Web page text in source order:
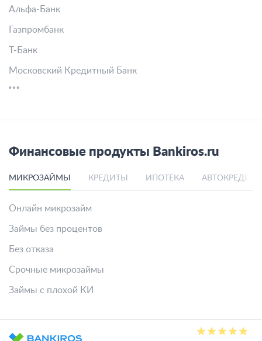
Альфа-Банк
Газпромбанк
Т-Банк
Московский Кредитный Банк
Финансовые продукты Bankiros.ru
МИКРОЗАЙМЫ КРЕДИТЫ ИПОТЕКА
Онлайн микрозайм
Займы без процентов
Без отказа
Срочные микрозаймы
Займы с плохой КИ